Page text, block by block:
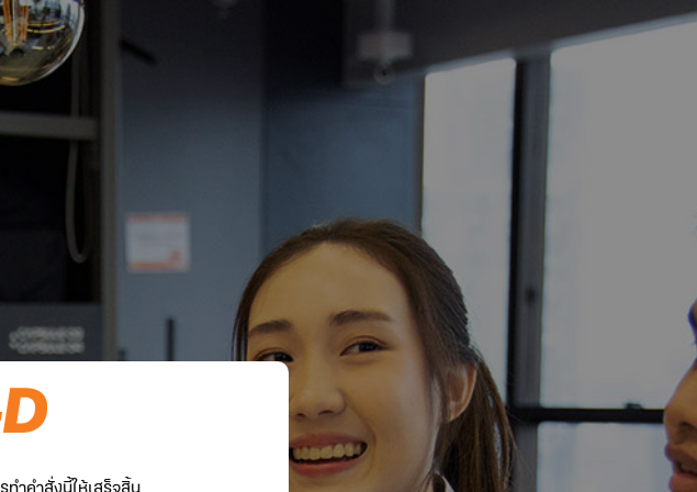
ำคำสั่งนี้ให้เสร็จสิ้น